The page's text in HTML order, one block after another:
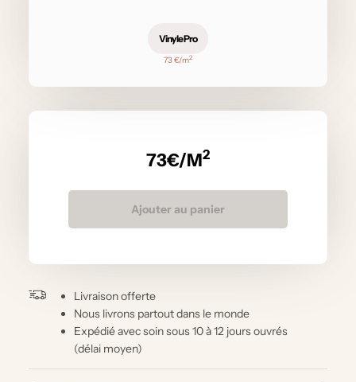
Vinyle Pro
73 €/m2
73€/M2
Ajouter au panier
Livraison offerte
Nous livrons partout dans le monde
Expédié avec soin sous 10 à 12 jours ouvrés
(délai moyen)